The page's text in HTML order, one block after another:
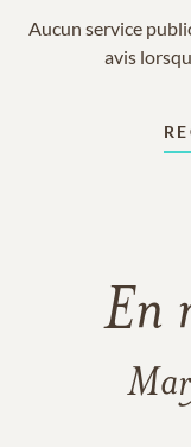
Aucun service
avis
En